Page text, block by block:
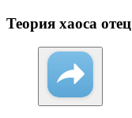
Теория хаоса